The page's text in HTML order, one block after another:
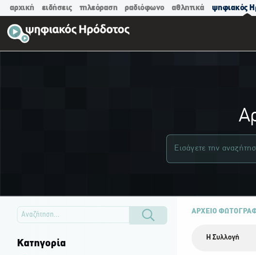
αρχική ειδήσεις τηλεόραση ραδιόφωνο αθλητικά ψηφιακός
Κατηγορία
ΑΡΧΕΙΟ
Η Συλλογή